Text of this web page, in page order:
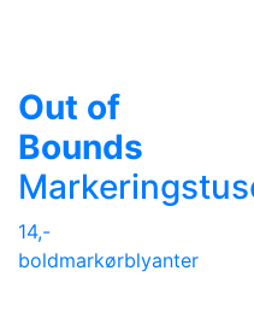
Out of
Bounds
14,-
boldmarkørblyanter